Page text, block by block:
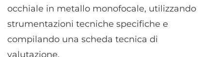
occhiale in metallo monofocale, utilizzando
strumentazioni tecniche specifiche e
compilando una scheda tecnica di
valutazione.